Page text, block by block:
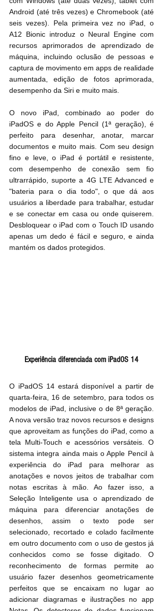
Android (até três vezes) e Chromebook (até
seis vezes). Pela primeira vez no iPad, o
A12 Bionic introduz o Neural Engine com
recursos aprimorados de aprendizado de
máquina, incluindo oclusão de pessoas e
captura de movimento em apps de realidade
aumentada, edição de fotos aprimorada,
desempenho da Siri e muito mais.
O novo iPad, combinado ao poder do
iPadOS e do Apple Pencil (1ª geração), é
perfeito para desenhar, anotar, marcar
documentos e muito mais. Com seu design
fino e leve, o iPad é portátil e resistente,
com desempenho de conexão sem fio
ultrarrápido, suporte a 4G LTE Advanced e
"bateria para o dia todo", o que dá aos
usuários a liberdade para trabalhar, estudar
e se conectar em casa ou onde quiserem.
Desbloquear o iPad com o Touch ID usando
apenas um dedo é fácil e seguro, e ainda
mantém os dados protegidos.
Experiência diferenciada com iPadOS 14
O iPadOS 14 estará disponível a partir de
quarta-feira, 16 de setembro, para todos os
modelos de iPad, inclusive o de 8ª geração.
A nova versão traz novos recursos e designs
que aproveitam as funções do iPad, como a
tela Multi-Touch e acessórios versáteis. O
sistema integra ainda mais o Apple Pencil à
experiência do iPad para melhorar as
anotações e novos jeitos de trabalhar com
notas escritas à mão. Ao fazer isso, a
Seleção Inteligente usa o aprendizado de
máquina para diferenciar anotações de
desenhos, assim o texto pode ser
selecionado, recortado e colado facilmente
em outro documento com o uso de gestos já
conhecidos como se fosse digitado. O
reconhecimento de formas permite ao
usuário fazer desenhos geometricamente
perfeitos que se encaixam no lugar ao
adicionar diagramas e ilustrações no app